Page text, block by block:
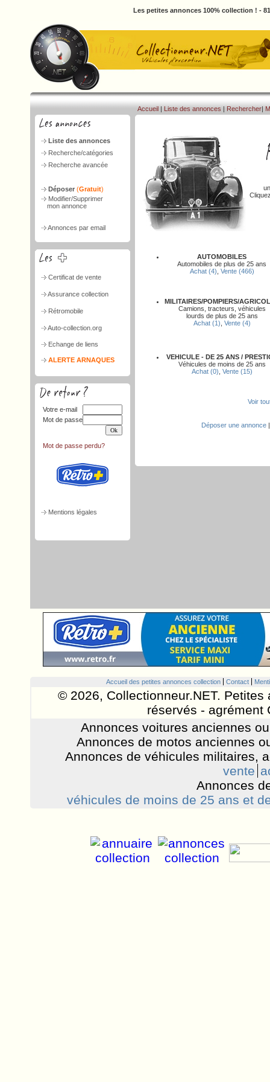
Les petites annonces 100% collection ! -
Liste des annonces
Recherche/catégories
Recherche avancée
Déposer (Gratuit)
Modifier/Supprimer
mon annonce
Annonces par email
Certificat de vente
Assurance collection
Rétromobile
Auto-collection.org
Echange de liens
ALERTE ARNAQUES
Votre e-mail
Mot de passe
Mot de passe perdu?
Mentions légales
Accueil | Liste des annonces | Rechercher|
AUTOMOBILES
Automobiles de plus de 25 ans
Achat (4) Vente (466)
MILITAIRES/POMPIERS/
Camions, tracteurs, véhicules
lourds de plus de 25 ans
Achat (1) Vente (4)
VEHICULE - DE 25 ANS /
Véhicules de moins de 25 ans
Achat (0) Vente (15)
Voir
Déposer une annonce
Accueil des petites annonces collection Contact
© 2026, Collectionneur.NET.
réservés - agrément
Annonces voitures anciennes
Annonces de motos anciennes
Annonces de véhicules militaires,
vente
Annonces
véhicules de moins de 25 ans et